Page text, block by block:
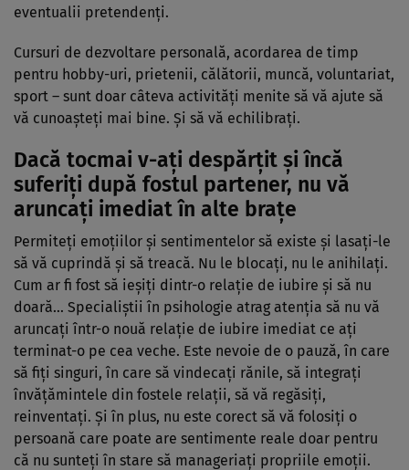
eventualii pretendenți.
Cursuri de dezvoltare personală, acordarea de timp
pentru hobby-uri, prietenii, călătorii, muncă, voluntariat,
sport – sunt doar câteva activități menite să vă ajute să
vă cunoașteți mai bine. Și să vă echilibrați.
Dacă tocmai v-ați despărțit și încă
suferiți după fostul partener, nu vă
aruncați imediat în alte brațe
Permiteți emoțiilor și sentimentelor să existe și lasați-le
să vă cuprindă și să treacă. Nu le blocați, nu le anihilați.
Cum ar fi fost să ieșiți dintr-o relație de iubire și să nu
doară… Specialiștii în psihologie atrag atenția să nu vă
aruncați într-o nouă relație de iubire imediat ce ați
terminat-o pe cea veche. Este nevoie de o pauză, în care
să fiți singuri, în care să vindecați rănile, să integrați
învățămintele din fostele relații, să vă regăsiți,
reinventați. Și în plus, nu este corect să vă folosiți o
persoană care poate are sentimente reale doar pentru
că nu sunteți în stare să manageriați propriile emoții.